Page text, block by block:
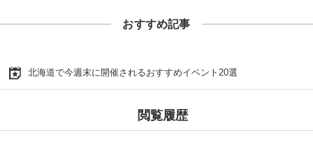
おすすめ記事
北海道で今週末に開催されるおすすめイベント20選
閲覧履歴